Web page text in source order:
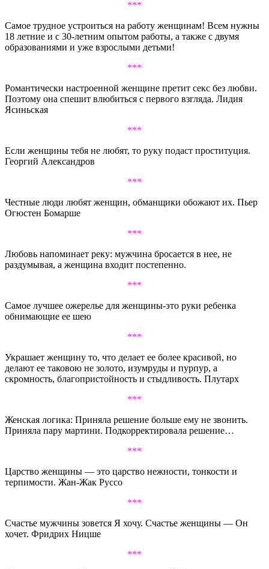
***
Самое трудное устроиться на работу женщинам! Всем нужны
18 летние и с 30-летним опытом работы, а также с двумя
образованиями и уже взрослыми детьми!
***
Романтически настроенной женщине претит секс без любви.
Поэтому она спешит влюбиться с первого взгляда. Лидия
Ясиньская
***
Если женщины тебя не любят, то руку подаст проституция.
Георгий Александров
***
Честные люди любят женщин, обманщики обожают их. Пьер
Огюстен Бомарше
***
Любовь напоминает реку: мужчина бросается в нее, не
раздумывая, а женщина входит постепенно.
***
Самое лучшее ожерелье для женщины-это руки ребенка
обнимающие ее шею
***
Украшает женщину то, что делает ее более красивой, но
делают ее таковою не золото, изумруды и пурпур, а
скромность, благопристойность и стыдливость. Плутарх
***
Женская логика: Приняла решение больше ему не звонить.
Приняла пару мартини. Подкорректировала решение…
***
Царство женщины — это царство нежности, тонкости и
терпимости. Жан-Жак Руссо
***
Счастье мужчины зовется Я хочу. Счастье женщины — Он
хочет. Фридрих Ницше
***